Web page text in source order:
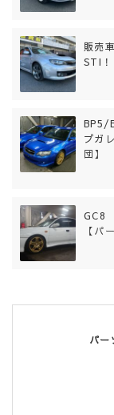
販売
STI！
BP5/
プガ
団】
GC8
【パ
パー